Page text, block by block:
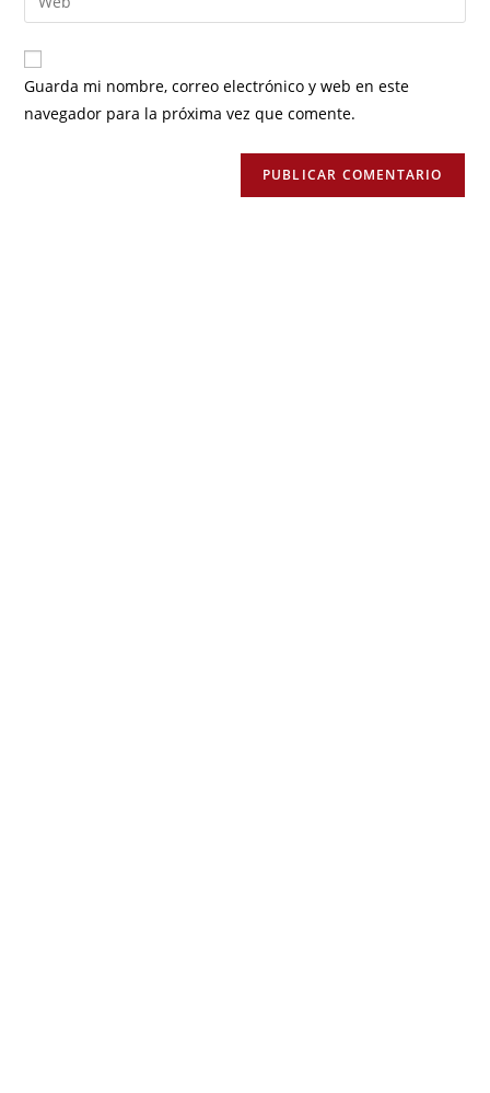
Guarda mi nombre, correo electrónico y web en este
navegador para la próxima vez que comente.